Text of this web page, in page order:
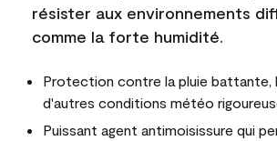
résister aux environnements
comme la forte humidité.
Protection contre la pluie battante,
d'autres conditions météo
Puissant agent antimoisissure qui